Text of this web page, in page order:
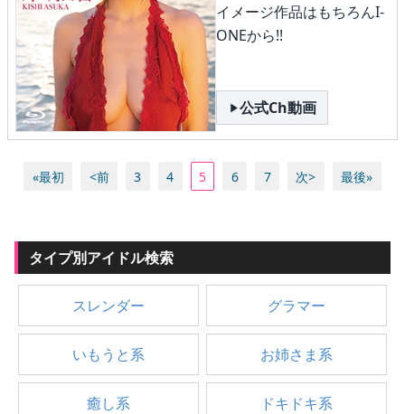
イメージ作品はもちろんI-
ONEから!!
公式Ch動画
«最初 <前 3 4 5 6 7 次> 最後»
タイプ別アイドル検索
スレンダー グラマー
いもうと系 お姉さま系
癒し系 ドキドキ系